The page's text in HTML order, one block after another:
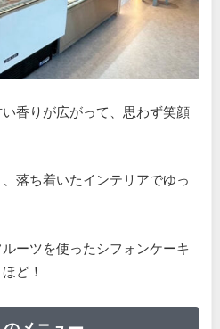
香りが広がって、思わず笑顔
落ち着いたインテリアでゆっ
ーツを使ったシフォンケーキ
ど！